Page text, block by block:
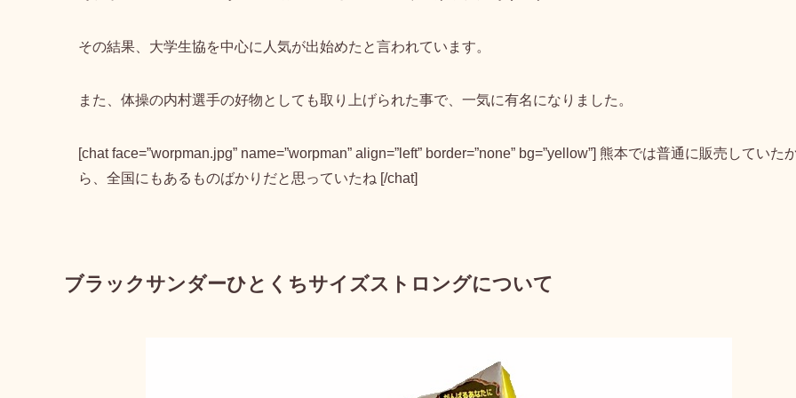
その結果、大学生協を中心に人気が出始めたと言われています。
また、 体操の内村選手の好物としても取り上げられた事で、一気に有名になりました。
[chat face=”worpman.jpg” name=”worpman” align=”left” border=”none” bg=”yellow”] 熊本では普通に販売していた
ら、全国にもあるものばかりだと思っていたね [/chat]
ブラックサンダーひとくちサイズストロングについて